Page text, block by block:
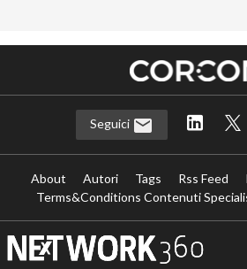
Seguici
About Autori Tags Rss Feed
Terms&Conditions Contenuti